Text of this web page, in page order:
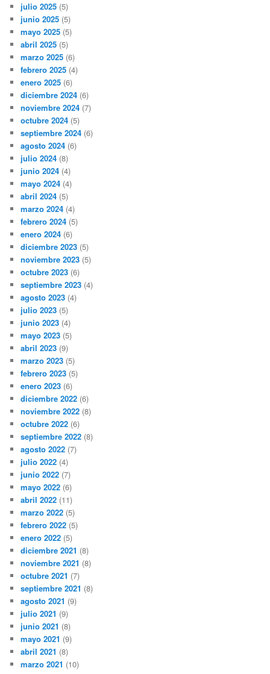
julio 2025 (5)
junio 2025 (5)
mayo 2025 (5)
abril 2025 (5)
marzo 2025 (6)
febrero 2025 (4)
enero 2025 (6)
diciembre 2024 (6)
noviembre 2024 (7)
octubre 2024 (5)
septiembre 2024 (6)
agosto 2024 (6)
julio 2024 (8)
junio 2024 (4)
mayo 2024 (4)
abril 2024 (5)
marzo 2024 (4)
febrero 2024 (5)
enero 2024 (6)
diciembre 2023 (5)
noviembre 2023 (5)
octubre 2023 (6)
septiembre 2023 (4)
agosto 2023 (4)
julio 2023 (5)
junio 2023 (4)
mayo 2023 (5)
abril 2023 (9)
marzo 2023 (5)
febrero 2023 (5)
enero 2023 (6)
diciembre 2022 (6)
noviembre 2022 (8)
octubre 2022 (6)
septiembre 2022 (8)
agosto 2022 (7)
julio 2022 (4)
junio 2022 (7)
mayo 2022 (6)
abril 2022 (11)
marzo 2022 (5)
febrero 2022 (5)
enero 2022 (5)
diciembre 2021 (8)
noviembre 2021 (8)
octubre 2021 (7)
septiembre 2021 (8)
agosto 2021 (9)
julio 2021 (9)
junio 2021 (8)
mayo 2021 (9)
abril 2021 (8)
marzo 2021 (10)